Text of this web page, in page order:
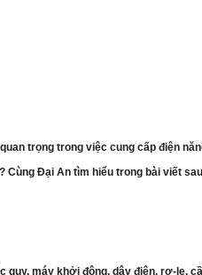
trọng trong việc cung cấp điện
Cùng Đại An tìm hiểu trong bài viết
máy khởi động, dây điện, rơ-le,